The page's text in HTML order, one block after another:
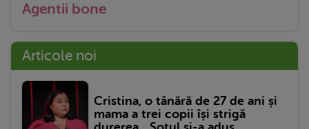
Agentii bone
Articole noi
Cristina, o tânără de 27 de ani și
mama a trei copii își strigă